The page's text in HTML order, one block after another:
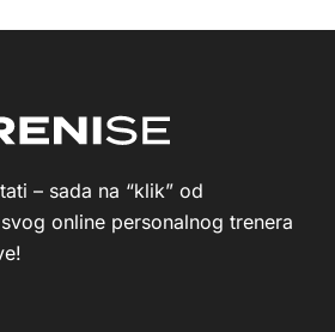
– sada na “klik” od
online personalnog trenera